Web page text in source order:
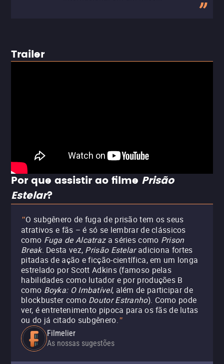
Trailer
Por que assistir ao filme Prisão
Estelar?
"O subgênero de fuga de prisão tem os seus
atrativos e fãs – é só se lembrar de clássicos
como Fuga de Alcatraza séries como Prison
Break. Desta vez, Prisão Estelaradiciona fortes
pitadas de ação e ficção-científica, em um longa
estrelado por Scott Adkins (famoso pelas
habilidades como lutador e por produções B
como Boyka: O Imbatível, além de participar de
blockbuster como Doutor Estranho). Como pode
ver, é entretenimento pipoca para os fãs de lutas
ou do já citado subgênero."
Filmelier
As nossas sugestões